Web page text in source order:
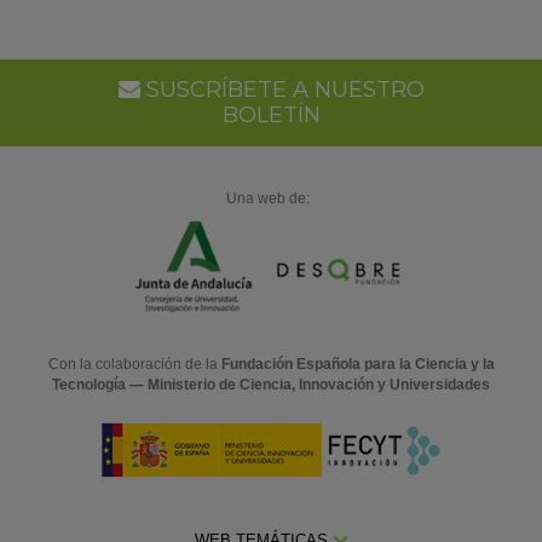
SUSCRÍBETE A NUESTRO
BOLETÍN
Una web de:
Con la colaboración de la Fundación Española para la Ciencia y la
Tecnología — Ministerio de Ciencia, Innovación y Universidades